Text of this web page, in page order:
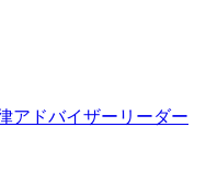
アドバイザーリーダー